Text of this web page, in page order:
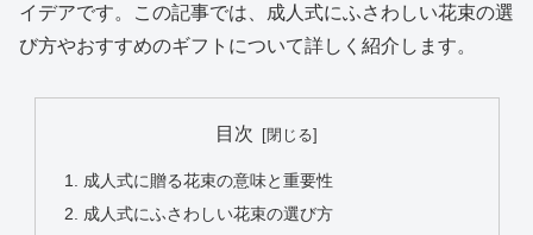
イデアです。この記事では、成人式にふさわしい花束の選
び方やおすすめのギフトについて詳しく紹介します。
目次
成人式に贈る花束の意味と重要性
成人式にふさわしい花束の選び方